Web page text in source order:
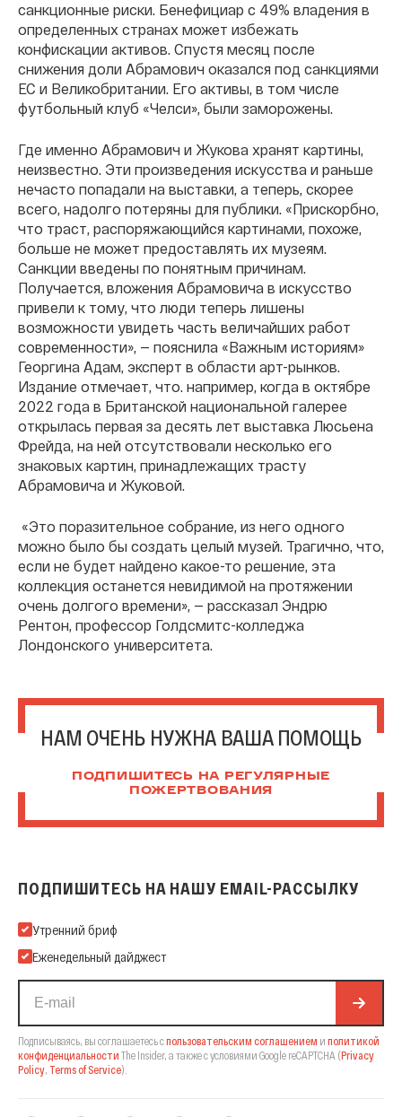
санкционные риски. Бенефициар с 49% владения в
определенных странах может избежать
конфискации активов. Спустя месяц после
снижения доли Абрамович оказался под санкциями
ЕС и Великобритании. Его активы, в том числе
футбольный клуб «Челси», были заморожены.
Где именно Абрамович и Жукова хранят картины,
неизвестно. Эти произведения искусства и раньше
нечасто попадали на выставки, а теперь, скорее
всего, надолго потеряны для публики. «Прискорбно,
что траст, распоряжающийся картинами, похоже,
больше не может предоставлять их музеям.
Санкции введены по понятным причинам.
Получается, вложения Абрамовича в искусство
привели к тому, что люди теперь лишены
возможности увидеть часть величайших работ
современности», — пояснила «Важным историям»
Георгина Адам, эксперт в области арт-рынков.
Издание отмечает, что. например, когда в октябре
2022 года в Британской национальной галерее
открылась первая за десять лет выставка Люсьена
Фрейда, на ней отсутствовали несколько его
знаковых картин, принадлежащих трасту
Абрамовича и Жуковой.
«Это поразительное собрание, из него одного
можно было бы создать целый музей. Трагично, что,
если не будет найдено какое-то решение, эта
коллекция останется невидимой на протяжении
очень долгого времени», — рассказал Эндрю
Рентон, профессор Голдсмитс-колледжа
Лондонского университета.
НАМ ОЧЕНЬ НУЖНА ВАША ПОМОЩЬ
ПОДПИШИТЕСЬ НА РЕГУЛЯРНЫЕ
ПОЖЕРТВОВАНИЯ
ПОДПИШИТЕСЬ НА НАШУ EMAIL-РАССЫЛКУ
Подпишитесь на нашу Email-рассылку
Утренний бриф
Еженедельный дайджест
Подписываясь, вы соглашаетесь спользовательским соглашением и политикой
конфиденциальности The Insider, а также с условиями Google reCAPTCHA (Privacy
Policy, Terms of Service).